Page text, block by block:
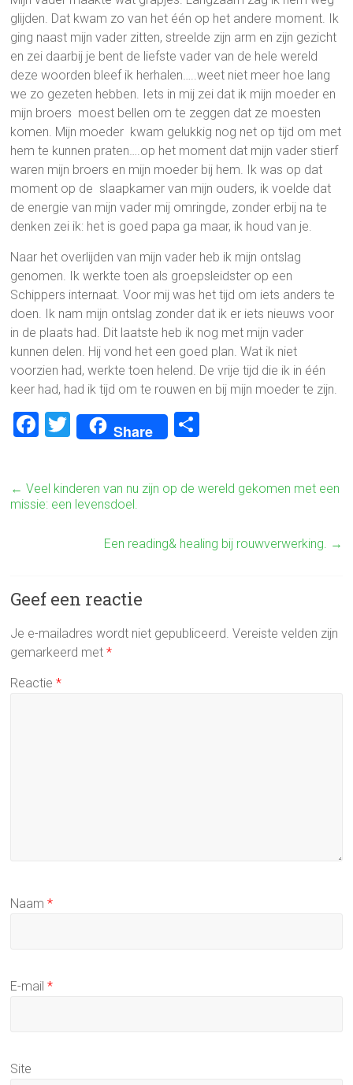
glijden. Dat kwam zo van het één op het andere moment. Ik
ging naast mijn vader zitten, streelde zijn arm en zijn gezicht
en zei daarbij je bent de liefste vader van de hele wereld
deze woorden bleef ik herhalen…..weet niet meer hoe lang
we zo gezeten hebben. Iets in mij zei dat ik mijn moeder en
mijn broers moest bellen om te zeggen dat ze moesten
komen. Mijn moeder kwam gelukkig nog net op tijd om met
hem te kunnen praten….op het moment dat mijn vader stierf
waren mijn broers en mijn moeder bij hem. Ik was op dat
moment op de slaapkamer van mijn ouders, ik voelde dat
de energie van mijn vader mij omringde, zonder erbij na te
denken zei ik: het is goed papa ga maar, ik houd van je.
Naar het overlijden van mijn vader heb ik mijn ontslag
genomen. Ik werkte toen als groepsleidster op een
Schippers internaat. Voor mij was het tijd om iets anders te
doen. Ik nam mijn ontslag zonder dat ik er iets nieuws voor
in de plaats had. Dit laatste heb ik nog met mijn vader
kunnen delen. Hij vond het een goed plan. Wat ik niet
voorzien had, werkte toen helend. De vrije tijd die ik in één
keer had, had ik tijd om te rouwen en bij mijn moeder te zijn.
F
b
T
wi
er
Share
n
← Veel kinderen van nu zijn op de wereld gekomen met een
missie: een levensdoel.
Een reading& healing bij rouwverwerking. →
Geef een reactie
Je e-mailadres wordt niet gepubliceerd. Vereiste velden zijn
gemarkeerd met*
Reactie*
Naam*
E-mail*
Site